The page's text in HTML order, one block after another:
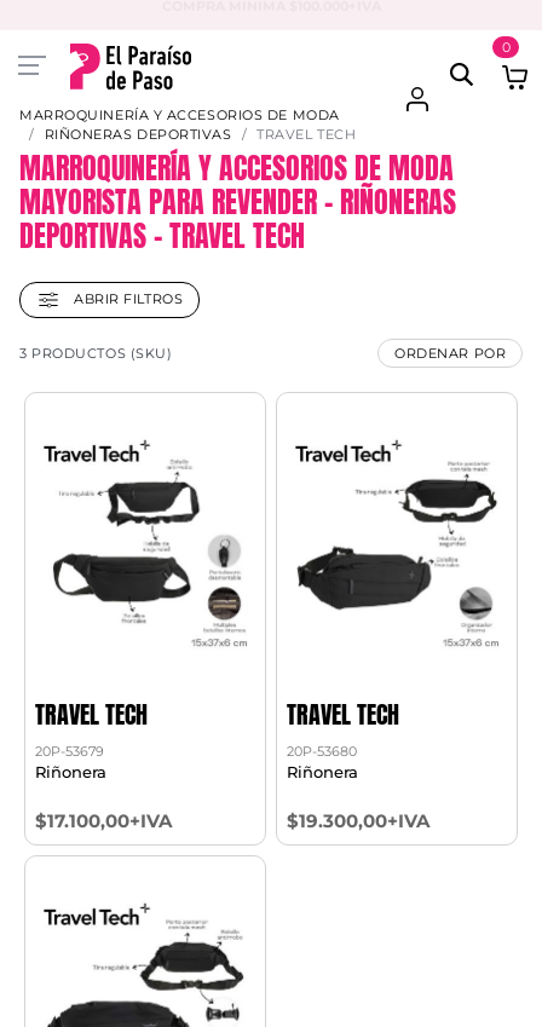
0
MARROQUINERÍA Y ACCESORIOS DE MODA
RIÑONERAS DEPORTIVAS
TRAVEL TECH
MARROQUINERÍA Y ACCESORIOS DE MODA
MAYORISTA PARA REVENDER – RIÑONERAS
DEPORTIVAS – TRAVEL TECH
ABRIR FILTROS
3 PRODUCTOS (SKU) ORDENAR POR
TRAVEL TECH
20P-53679
Riñonera
$17.100,00+IVA
TRAVEL TECH
20P-53680
Riñonera
$19.300,00+IVA